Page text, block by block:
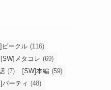
ビークル (116)
[SW]メタコレ (69)
(7) [SW]本編 (59)
パーティ (48)